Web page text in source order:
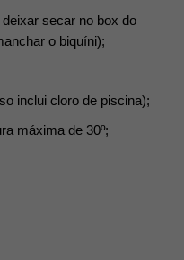
secar no box do
o biquíni);
inclui cloro de piscina);
máxima de 30º;